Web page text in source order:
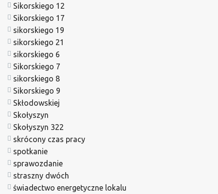
Sikorskiego 12
Sikorskiego 17
sikorskiego 19
sikorskiego 21
sikorskiego 6
Sikorskiego 7
sikorskiego 8
Sikorskiego 9
Skłodowskiej
Skołyszyn
Skołyszyn 322
skrócony czas pracy
spotkanie
sprawozdanie
straszny dwóch
świadectwo energetyczne lokalu